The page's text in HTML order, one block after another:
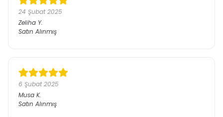
24 Şubat 2025
Zeliha Y.
Satın Alınmış
6 Şubat 2025
Musa K.
Satın Alınmış